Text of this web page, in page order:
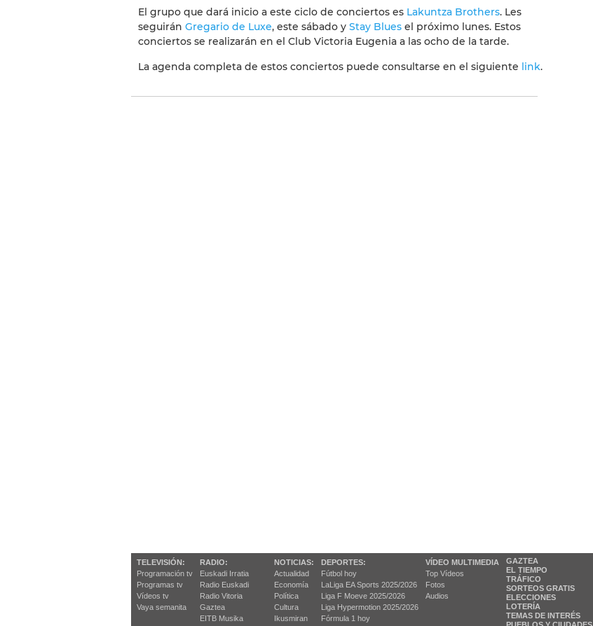
El grupo que dará inicio a este ciclo de conciertos es Lakuntza Brothers. Les
seguirán Gregario de Luxe, este sábado y Stay Blues el próximo lunes. Estos
conciertos se realizarán en el Club Victoria Eugenia a las ocho de la tarde.
La agenda completa de estos conciertos puede consultarse en el siguiente link.
TELEVISIÓN:
Programación tv
Programas tv
Vídeos tv
Vaya semanita
RADIO:
Euskadi Irratia
Radio Euskadi
Radio Vitoria
Gaztea
EITB Musika
NOTICIAS:
Actualidad
Economía
Política
Cultura
Ikusmiran
DEPORTES:
Fútbol hoy
LaLiga EA Sports 2025/2026
Liga F Moeve 2025/2026
Liga Hypermotion 2025/2026
Fórmula 1 hoy
VÍDEO MULTIMEDIA
Top Vídeos
Fotos
Audios
GAZTEA
EL TIEMPO
TRÁFICO
SORTEOS GRATIS
ELECCIONES
LOTERÍA
TEMAS DE INTERÉS